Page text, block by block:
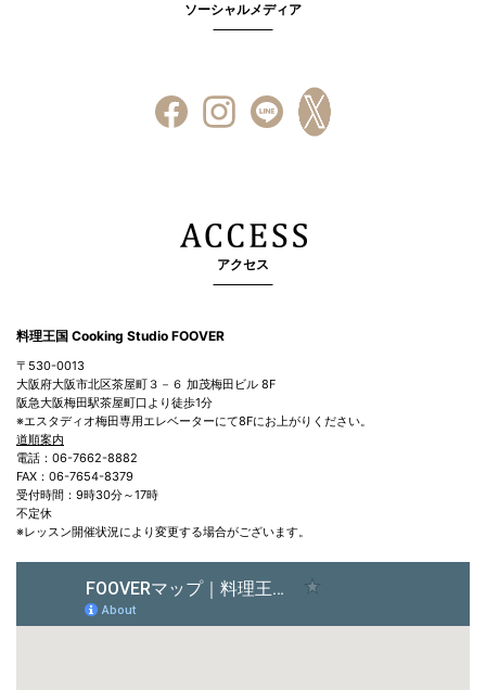
ソーシャルメディア
アクセス
料理王国 Cooking Studio FOOVER
〒530-0013
大阪府大阪市北区茶屋町３－６ 加茂梅田ビル 8F
阪急大阪梅田駅茶屋町口より徒歩1分
※エスタディオ梅田専用エレベーターにて8Fにお上がりください。
道順案内
電話：06-7662-8882
FAX：06-7654-8379
受付時間：9時30分～17時
不定休
※レッスン開催状況により変更する場合がございます。